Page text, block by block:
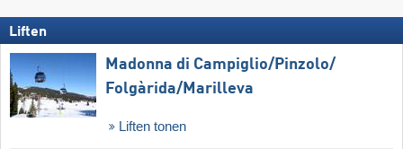
Liften
Madonna di Campiglio/​Pinzolo/​
Folgàrida/​Marilleva
Liften tonen